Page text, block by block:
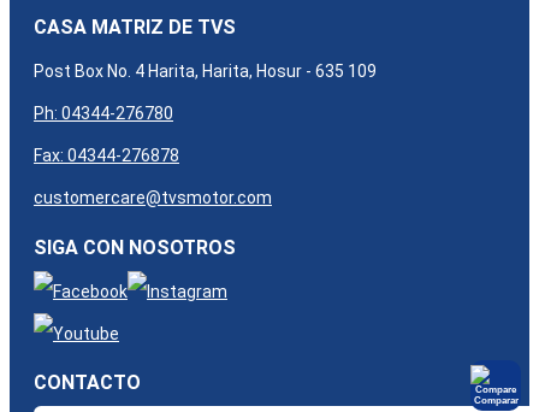
CASA MATRIZ DE TVS
Post Box No. 4 Harita, Harita, Hosur - 635 109
Ph: 04344-276780
Fax: 04344-276878
customercare@tvsmotor.com
SIGA CON NOSOTROS
CONTACTO
Comparar